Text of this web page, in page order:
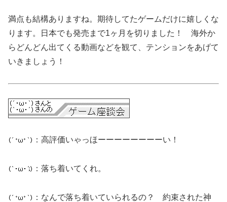
満点も結構ありますね。期待してたゲームだけに嬉しくな
ります。日本でも発売まで1ヶ月を切りました！ 海外か
らどんどん出てくる動画などを観て、テンションをあげて
いきましょう！
：高評価いゃっほーーーーーーーーい！
：落ち着いてくれ。
：なんで落ち着いていられるの？ 約束された神